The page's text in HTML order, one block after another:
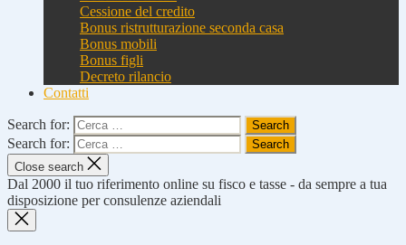
Cessione del credito
Bonus ristrutturazione seconda casa
Bonus mobili
Bonus figli
Decreto rilancio
Contatti
Search for:
Search for:
Close search
Dal 2000 il tuo riferimento online su fisco e tasse - da sempre a tua
disposizione per consulenze aziendali